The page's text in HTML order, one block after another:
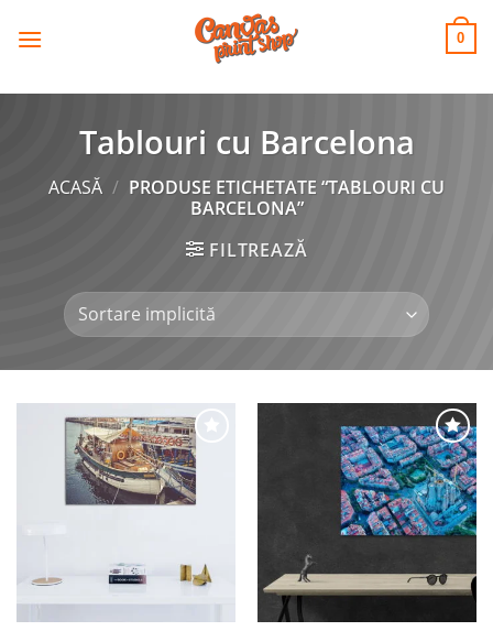
CANVAS
PRINT SHOP 0
Tablouri cu Barcelona
ACASĂ / PRODUSE ETICHETATE “TABLOURI CU
BARCELONA”
FILTREAZĂ
Adaugă
Adaugă
la
favorite